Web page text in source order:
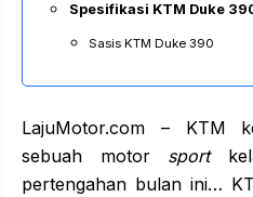
Spesifikasi KTM Duke
Sasis KTM Duke 390
LajuMotor.com – KTM
sebuah motor sport
pertengahan bulan ini…